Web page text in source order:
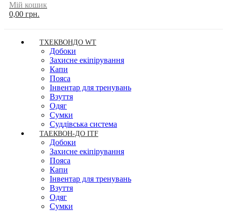
Мій кошик
0,00 грн.
ТХЕКВОНДО WT
Добоки
Захисне екіпірування
Капи
Пояса
Інвентар для тренувань
Взуття
Одяг
Сумки
Суддівська система
ТАЕКВОН-ДО ITF
Добоки
Захисне екіпірування
Пояса
Капи
Інвентар для тренувань
Взуття
Одяг
Сумки